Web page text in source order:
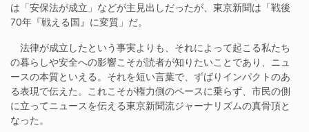
は「安保法が成立」などが主見出しだったが、東京新聞は「戦後
70年『戦える国』に変質」だ。
法律が成立したという事実よりも、それによって起こる私たち
の暮らしや安全への影響こそが読者が知りたいことであり、ニュ
ースの本質といえる。それを短い言葉で、ずばりインパクトのあ
る表現で伝えた。これこそが権力側のペースに乗らず、市民の側
に立ってニュースを伝える東京新聞流ジャーナリズムの真骨頂と
なった。